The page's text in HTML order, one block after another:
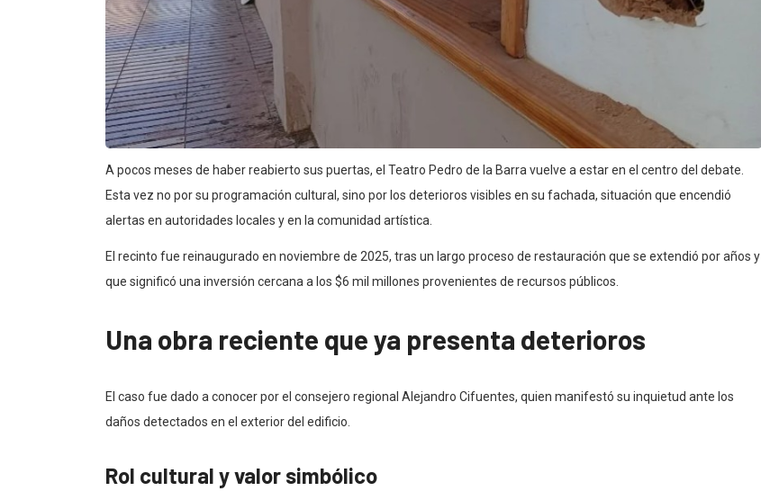
A pocos meses de haber reabierto sus puertas, el Teatro Pedro de la Barra vuelve a estar en el centro del debate.
Esta vez no por su programación cultural, sino por los deterioros visibles en su fachada, situación que encendió
alertas en autoridades locales y en la comunidad artística.
El recinto fue reinaugurado en noviembre de 2025, tras un largo proceso de restauración que se extendió por años y
que significó una inversión cercana a los $6 mil millones provenientes de recursos públicos.
Una obra reciente que ya presenta deterioros
El caso fue dado a conocer por el consejero regional Alejandro Cifuentes, quien manifestó su inquietud ante los
daños detectados en el exterior del edificio.
Rol cultural y valor simbólico